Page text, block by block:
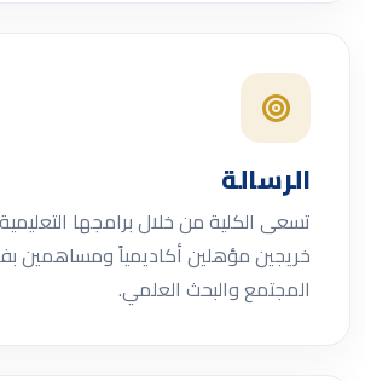
الرسالة
تسعى الكلية من خلال برامجها التعليمية
خريجين مؤهلين أكاديمياً ومساهمين
المجتمع والبحث العلمي.